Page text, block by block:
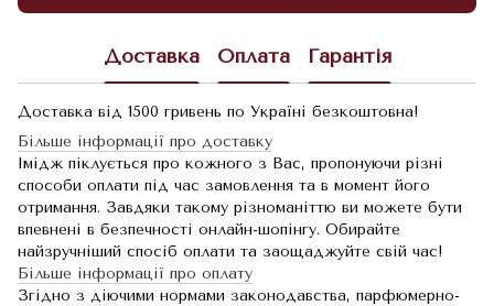
Доставка Оплата Гарантія
Доставка від 1500 гривень по Україні безкоштовна!
Більше інформації про доставку
Імідж піклується про кожного з Вас, пропонуючи різні
способи оплати під час замовлення та в момент його
отримання. Завдяки такому різноманіттю ви можете бути
впевнені в безпечності онлайн-шопінгу. Обирайте
найзручніший спосіб оплати та заощаджуйте свій час!
Більше інформації про оплату
Згідно з діючими нормами законодавства, парфюмерно-